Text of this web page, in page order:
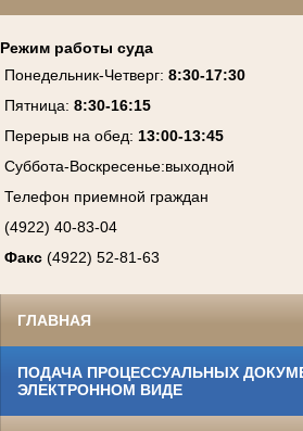
Режим работы суда
Понедельник-Четверг: 8:30-17:30
Пятница: 8:30-16:15
Перерыв на обед: 13:00-13:45
Суббота-Воскресенье:выходной
Телефон приемной граждан
(4922) 40-83-04
Факс (4922) 52-81-63
ГЛАВНАЯ
ПОДАЧА ПРОЦЕССУАЛЬНЫХ
ЭЛЕКТРОННОМ ВИДЕ